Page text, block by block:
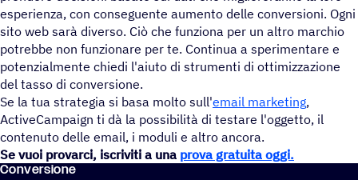
esperienza, con conseguente aumento delle conversioni. Ogni
sito web sarà diverso. Ciò che funziona per un altro marchio
potrebbe non funzionare per te. Continua a sperimentare e
potenzialmente chiedi l'aiuto di strumenti di ottimizzazione
del tasso di conversione.
Se la tua strategia si basa molto sull'email marketing,
ActiveCampaign ti dà la possibilità di testare l'oggetto, il
contenuto delle email, i moduli e altro ancora.
Se vuoi provarci, iscriviti a una prova gratuita oggi.
Conver­sione